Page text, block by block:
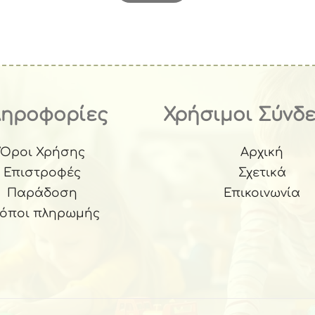
Όροι Χρήσης
Επιστροφές
Παράδοση
πληρωμής
Χρήσιμοι
Αρχική
Σχετικά
Επικοινωνία